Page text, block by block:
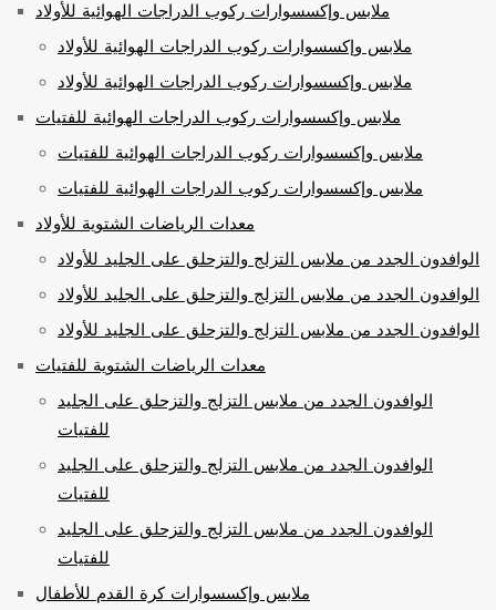
ملابس وإكسسوارات ركوب الدراجات الهوائية للأولاد
ملابس وإكسسوارات ركوب الدراجات الهوائية للأولاد
ملابس وإكسسوارات ركوب الدراجات الهوائية للأولاد
ملابس وإكسسوارات ركوب الدراجات الهوائية للفتيات
ملابس وإكسسوارات ركوب الدراجات الهوائية للفتيات
ملابس وإكسسوارات ركوب الدراجات الهوائية للفتيات
معدات الرياضات الشتوية للأولاد
الوافدون الجدد من ملابس التزلج والتزحلق على الجليد للأولاد
الوافدون الجدد من ملابس التزلج والتزحلق على الجليد للأولاد
الوافدون الجدد من ملابس التزلج والتزحلق على الجليد للأولاد
معدات الرياضات الشتوية للفتيات
الوافدون الجدد من ملابس التزلج والتزحلق على الجليد
للفتيات
الوافدون الجدد من ملابس التزلج والتزحلق على الجليد
للفتيات
الوافدون الجدد من ملابس التزلج والتزحلق على الجليد
للفتيات
ملابس وإكسسوارات كرة القدم للأطفال